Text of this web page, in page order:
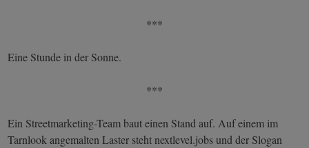
***
Eine Stunde in der Sonne.
***
Ein Streetmarketing-Team baut einen Stand auf. Auf einem im
Tarnlook angemalten Laster steht nextlevel.jobs und der Slogan